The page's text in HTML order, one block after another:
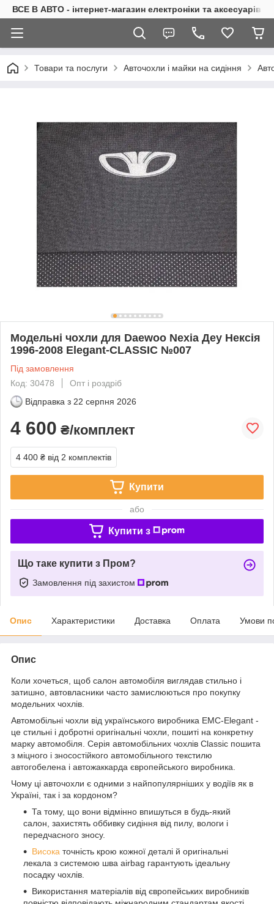
ВСЕ В АВТО - інтернет-магазин електроніки та аксесуарів в
Товари та послуги Авточохли і майки на сидіння
Модельні чохли для Daewoo Nexia Деу Нексія
1996-2008 Elegant-CLASSIC №007
Під замовлення
Код: 30478
Опт і роздріб
Відправка з 22 серпня 2026
4 600 ₴/комплект
4 400 ₴ від 2 комплектів
Купити
або
Купити з
Що таке купити з Пром?
Замовлення під захистом
Опис Характеристики Доставка Оплата Умови
Опис
Коли хочеться, щоб салон автомобіля виглядав стильно і
затишно, автовласники часто замислюються про покупку
модельних чохлів.
Автомобільні чохли від українського виробника EMC-Elegant -
це стильні і добротні оригінальні чохли, пошиті на конкретну
марку автомобіля. Серія автомобільних чохлів Classic пошита
з міцного і зносостійкого автомобільного текстилю
автогобелена і автожаккарда європейського виробника.
Чому ці авточохли є одними з найпопулярніших у водіїв як в
Україні, так і за кордоном?
Та тому, що вони відмінно впишуться в будь-який
салон, захистять оббивку сидіння від пилу, вологи і
передчасного зносу.
Висока точність крою кожної деталі й оригінальні
лекала з системою шва airbag гарантують ідеальну
посадку чохлів.
Використання матеріалів від європейських виробників